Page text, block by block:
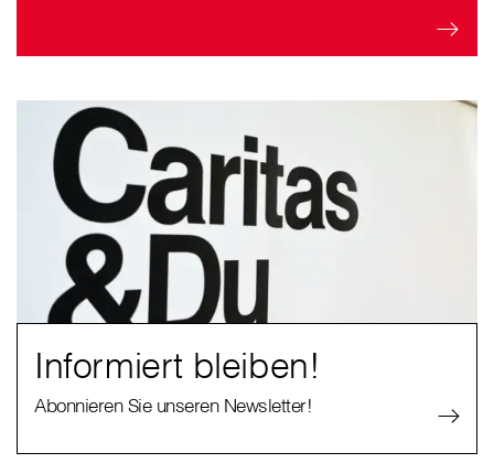
Informiert bleiben!
Abonnieren Sie unseren Newsletter!